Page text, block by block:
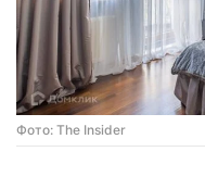
Фото: The Insider